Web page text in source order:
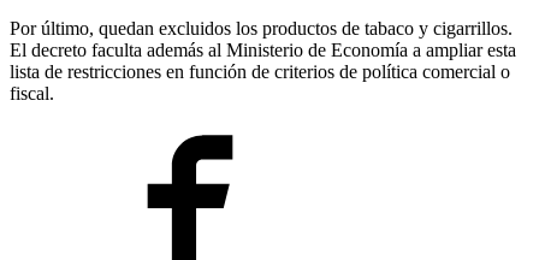
Por último, quedan excluidos los productos de tabaco y cigarrillos.
El decreto faculta además al Ministerio de Economía a ampliar esta
lista de restricciones en función de criterios de política comercial o
fiscal.